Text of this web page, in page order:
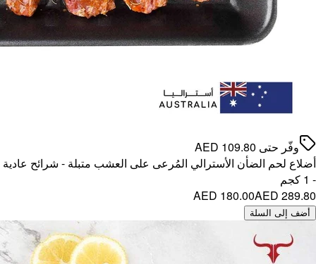
شرائح عادية